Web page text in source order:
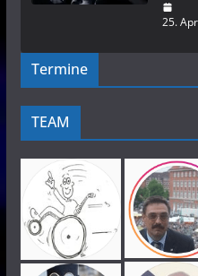
25.
Termine
TEAM